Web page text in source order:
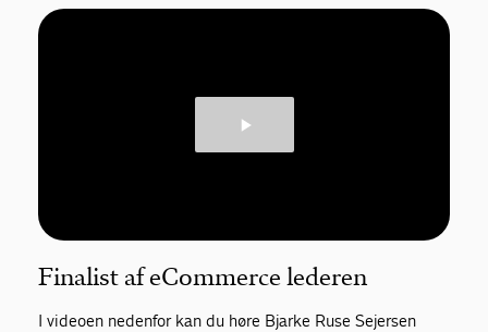
Finalist af eCommerce lederen
I videoen nedenfor kan du høre Bjarke Ruse Sejersen